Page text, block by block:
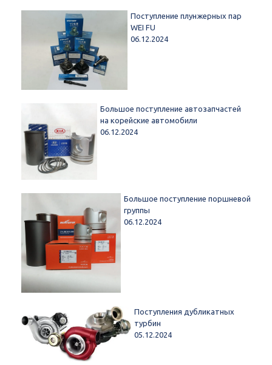
Поступление плунжерных пар
WEI FU
06.12.2024
Большое поступление автозапчастей
на корейские автомобили
06.12.2024
Большое поступление поршневой
группы
06.12.2024
Поступления дубликатных
турбин
05.12.2024